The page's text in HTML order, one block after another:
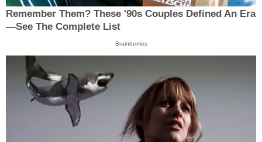
Remember Them? These '90s Couples Defined An Era
—See The Complete List
Brainberries